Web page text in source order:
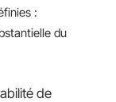
:
du
de